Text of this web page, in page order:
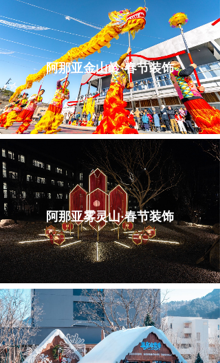
阿那亚金山岭·春节装饰
阿那亚雾灵山·春节装饰